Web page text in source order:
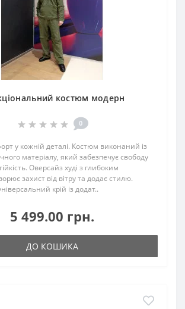
костюм модерн
0
у кожній деталі. Костюм виконаний із
матеріалу, який забезпечує свободу
Оверсайз худі з глибоким
захист від вітру та додає стилю.
крій із додат..
5 499.00 грн.
ДО КОШИКА